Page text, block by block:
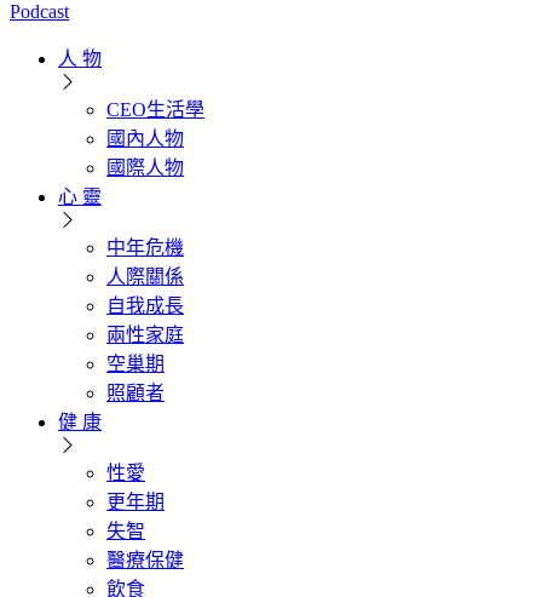
Podcast
人 物
CEO生活學
國內人物
國際人物
心 靈
中年危機
人際關係
自我成長
兩性家庭
空巢期
照顧者
健 康
性愛
更年期
失智
醫療保健
飲食